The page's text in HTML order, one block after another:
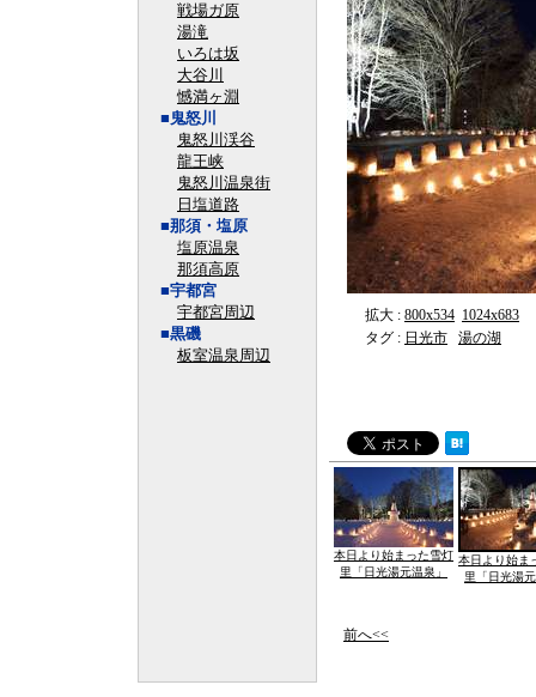
戦場ガ原
湯滝
いろは坂
大谷川
憾満ヶ淵
■鬼怒川
鬼怒川渓谷
龍王峡
鬼怒川温泉街
日塩道路
■那須・塩原
塩原温泉
那須高原
■宇都宮
宇都宮周辺
■黒磯
板室温泉周辺
拡大 : 800x534 1024x683
タグ : 日光市 湯の湖
本日より始まった雪灯
里「日光湯元温泉」
本日より始ま
里「日光湯
前へ<<